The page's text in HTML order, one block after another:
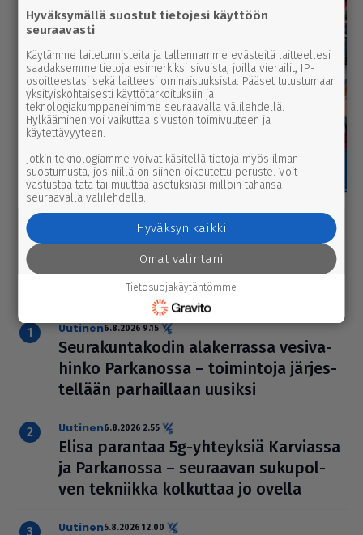
Luetuimmat
Tänään Viikko Kuukausi
uutinen6.8.2026 9.15
Seu­ra­kun­ta­ko­din ala­ker­rassa vesi­va­
hinko Par­ka­nossa – toi­min­toja jär­jes­
tel­lään par­hail­laan uusiksi
uutinen6.8.2026 2.55
Elisa parantaa 5g-yhteyksiä Karviassa
ja Par­ka­nossa – seuraavan suku­pol­
ven tekniikka kolkuttaa jo ovella
uutinen5.8.2026 12.00
Hyväksymällä suostut tietojesi käyttöön
seuraavasti
Käytämme laitetunnisteita ja tallennamme evästeitä laitteellesi
saadaksemme tietoja esimerkiksi sivuista, joilla vierailit, IP-
osoitteestasi sekä laitteesi ominaisuuksista. Pääset tutustumaan
yksityiskohtaisesti käyttötarkoituksiin ja
teknologiakumppaneihimme seuraavalla välilehdellä.
Hylkääminen voi vaikuttaa sivuston toimivuuteen ja
käytettävyyteen.
Jotkin teknologiamme voivat käsitellä tietoja myös ilman
suostumusta, jos niillä on siihen oikeutettu peruste. Voit
vastustaa tätä tai muuttaa asetuksiasi milloin tahansa
seuraavalla välilehdellä.
Hyväksyn kaikki
Omat valintani
Tietosuojakäytäntömme